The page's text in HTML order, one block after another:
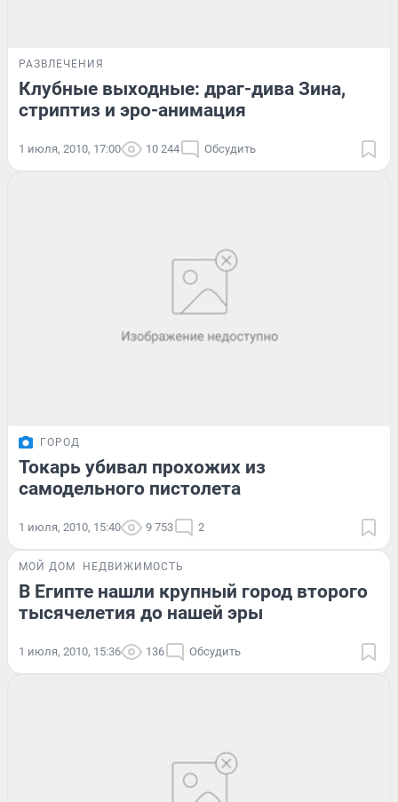
РАЗВЛЕЧЕНИЯ
Клубные выходные: драг-дива Зина,
стриптиз и эро-анимация
1 июля, 2010, 17:00 10 244 Обсудить
ГОРОД
Токарь убивал прохожих из
самодельного пистолета
1 июля, 2010, 15:40 9 753 2
МОЙ ДОМ НЕДВИЖИМОСТЬ
В Египте нашли крупный город второго
тысячелетия до нашей эры
1 июля, 2010, 15:36 136 Обсудить